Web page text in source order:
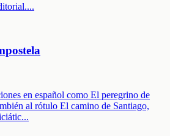
...
en español como El peregrino de
al rótulo El camino de Santiago,
...